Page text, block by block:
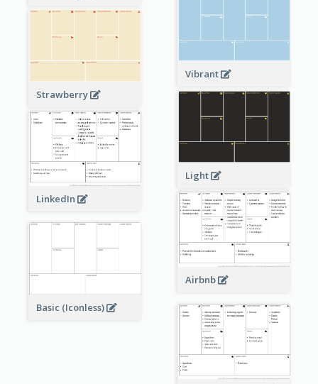
Vibrant
Strawberry
Light
LinkedIn
Airbnb
Basic (Iconless)